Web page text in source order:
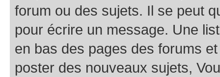
forum ou des sujets. Il se peut
pour écrire un message. Une
en bas des pages des forums
poster des nouveaux sujets,